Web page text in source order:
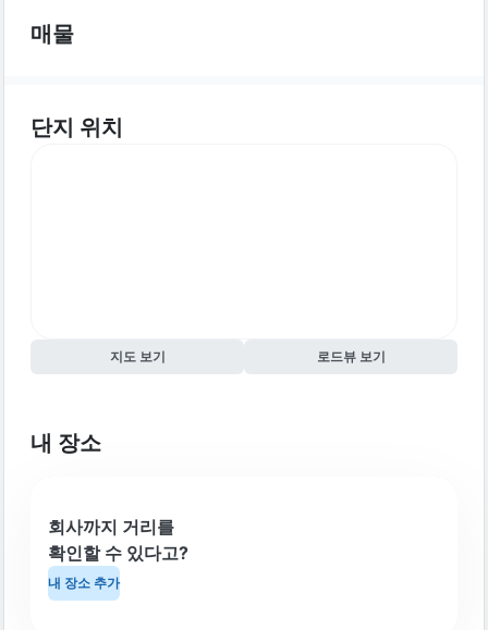
매물
단지 위치
지도 보기 로드뷰 보기
내 장소
회사까지 거리를
확인할 수 있다고?
내 장소 추가